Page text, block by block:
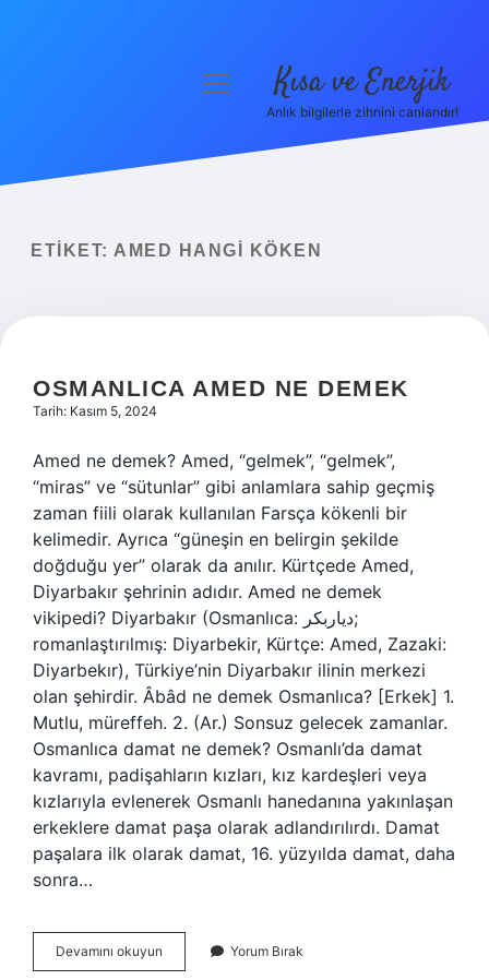
Yasal Uyarı
menüyü
Kısa ve Enerjik
Anlık bilgilerle zihnini canlandır!
ETIKET: AMED HANGI KÖKEN
OSMANLICA AMED NE DEMEK
Tarih: Kasım 5, 2024
Amed ne demek? Amed, “gelmek”, “gelmek”,
“miras” ve “sütunlar” gibi anlamlara sahip geçmiş
zaman fiili olarak kullanılan Farsça kökenli bir
kelimedir. Ayrıca “güneşin en belirgin şekilde
doğduğu yer” olarak da anılır. Kürtçede Amed,
Diyarbakır şehrinin adıdır. Amed ne demek
vikipedi? Diyarbakır (Osmanlıca: دیاربكر;
romanlaştırılmış: Diyarbekir, Kürtçe: Amed, Zazaki:
Diyarbekır), Türkiye’nin Diyarbakır ilinin merkezi
olan şehirdir. Âbâd ne demek Osmanlıca? [Erkek] 1.
Mutlu, müreffeh. 2. (Ar.) Sonsuz gelecek zamanlar.
Osmanlıca damat ne demek? Osmanlı’da damat
kavramı, padişahların kızları, kız kardeşleri veya
kızlarıyla evlenerek Osmanlı hanedanına yakınlaşan
erkeklere damat paşa olarak adlandırılırdı. Damat
paşalara ilk olarak damat, 16. yüzyılda damat, daha
sonra…
Devamını okuyun Osmanlıca
Amed
Yorum Bırak